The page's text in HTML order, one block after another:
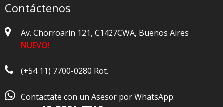
Contáctenos
Av. Chorroarín 121, C1427CWA, Buenos Aires
NUEVO!
(+54 11) 7700-0280 Rot.
 Contactate con un Asesor por WhatsApp: